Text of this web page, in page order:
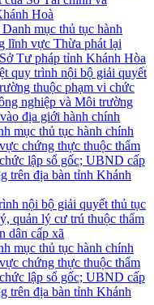
Hoà
mục thủ tục hành
lĩnh vực Thừa phát lại
Tư pháp tỉnh Khánh Hòa
quy trình nội bộ giải quyết
thuộc phạm vi chức
nghiệp và Môi trường
địa giới hành chính
mục thủ tục hành chính
chứng thực thuộc thẩm
lập sổ gốc; UBND cấp
trên địa bàn tỉnh Khánh
nội bộ giải quyết thủ tục
quản lý cư trú thuộc thẩm
dân cấp xã
mục thủ tục hành chính
chứng thực thuộc thẩm
lập sổ gốc; UBND cấp
trên địa bàn tỉnh Khánh